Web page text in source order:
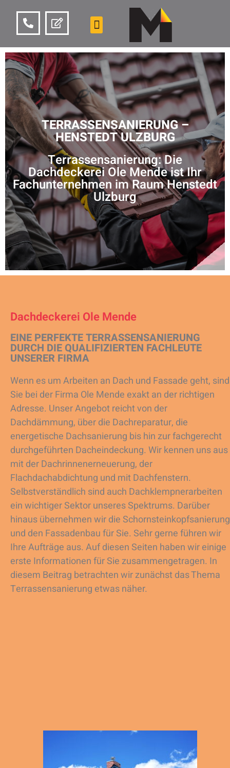
TERRASSENSANIERUNG –
HENSTEDT ULZBURG
Terrassensanierung: Die
Dachdeckerei Ole Mende ist Ihr
Fachunternehmen im Raum Henstedt
Ulzburg
Dachdeckerei Ole Mende
EINE PERFEKTE TERRASSENSANIERUNG
DURCH DIE QUALIFIZIERTEN FACHLEUTE
UNSERER FIRMA
Wenn es um Arbeiten an Dach und Fassade geht, sind
Sie bei der Firma Ole Mende exakt an der richtigen
Adresse. Unser Angebot reicht von der
Dachdämmung, über die Dachreparatur, die
energetische Dachsanierung bis hin zur fachgerecht
durchgeführten Dacheindeckung. Wir kennen uns aus
mit der Dachrinnenerneuerung, der
Flachdachabdichtung und mit Dachfenstern.
Selbstverständlich sind auch Dachklempnerarbeiten
ein wichtiger Sektor unseres Spektrums. Darüber
hinaus übernehmen wir die Schornsteinkopfsanierung
und den Fassadenbau für Sie. Sehr gerne führen wir
Ihre Aufträge aus. Auf diesen Seiten haben wir einige
erste Informationen für Sie zusammengetragen. In
diesem Beitrag betrachten wir zunächst das Thema
Terrassensanierung etwas näher.